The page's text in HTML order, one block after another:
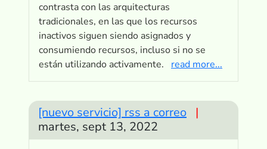
contrasta con las arquitecturas
tradicionales, en las que los recursos
inactivos siguen siendo asignados y
consumiendo recursos, incluso si no se
están utilizando activamente.
read more...
[nuevo servicio] rss a correo |
martes, sept 13, 2022